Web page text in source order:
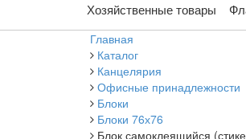
Хозяйственные товары
Главная
Каталог
Канцелярия
Офисные принадлежности
Блоки
Блоки 76х76
Блок самоклеящийся